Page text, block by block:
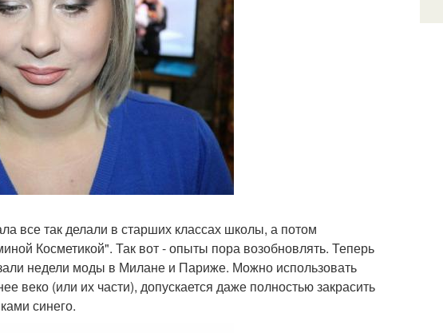
все так делали в старших классах школы, а потом
Косметикой". Так вот - опыты пора возобновлять. Теперь
недели моды в Милане и Париже. Можно использовать
веко (или их части), допускается даже полностью закрасить
синего.